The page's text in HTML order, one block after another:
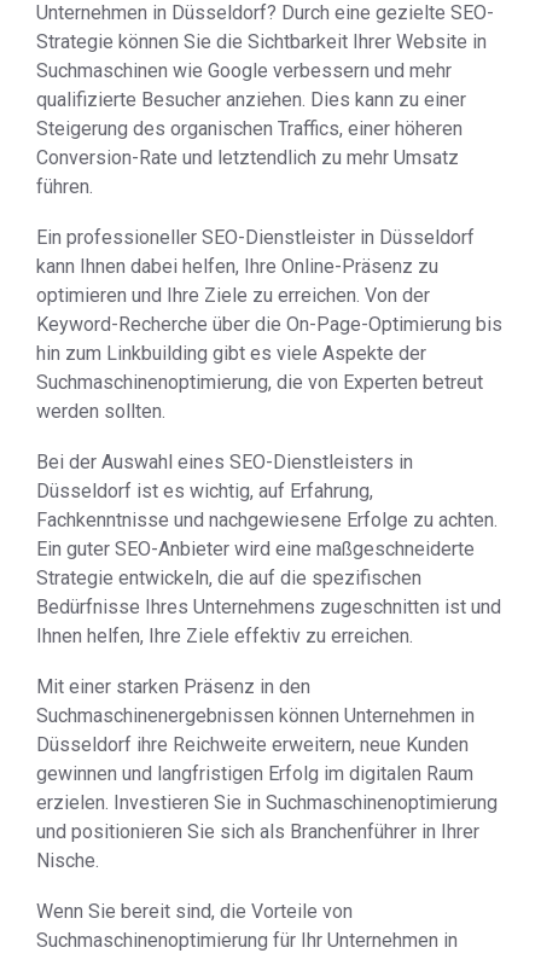
Unternehmen in Düsseldorf? Durch eine gezielte SEO-
Strategie können Sie die Sichtbarkeit Ihrer Website in
Suchmaschinen wie Google verbessern und mehr
qualifizierte Besucher anziehen. Dies kann zu einer
Steigerung des organischen Traffics, einer höheren
Conversion-Rate und letztendlich zu mehr Umsatz
führen.
Ein professioneller SEO-Dienstleister in Düsseldorf
kann Ihnen dabei helfen, Ihre Online-Präsenz zu
optimieren und Ihre Ziele zu erreichen. Von der
Keyword-Recherche über die On-Page-Optimierung bis
hin zum Linkbuilding gibt es viele Aspekte der
Suchmaschinenoptimierung, die von Experten betreut
werden sollten.
Bei der Auswahl eines SEO-Dienstleisters in
Düsseldorf ist es wichtig, auf Erfahrung,
Fachkenntnisse und nachgewiesene Erfolge zu achten.
Ein guter SEO-Anbieter wird eine maßgeschneiderte
Strategie entwickeln, die auf die spezifischen
Bedürfnisse Ihres Unternehmens zugeschnitten ist und
Ihnen helfen, Ihre Ziele effektiv zu erreichen.
Mit einer starken Präsenz in den
Suchmaschinenergebnissen können Unternehmen in
Düsseldorf ihre Reichweite erweitern, neue Kunden
gewinnen und langfristigen Erfolg im digitalen Raum
erzielen. Investieren Sie in Suchmaschinenoptimierung
und positionieren Sie sich als Branchenführer in Ihrer
Nische.
Wenn Sie bereit sind, die Vorteile von
Suchmaschinenoptimierung für Ihr Unternehmen in